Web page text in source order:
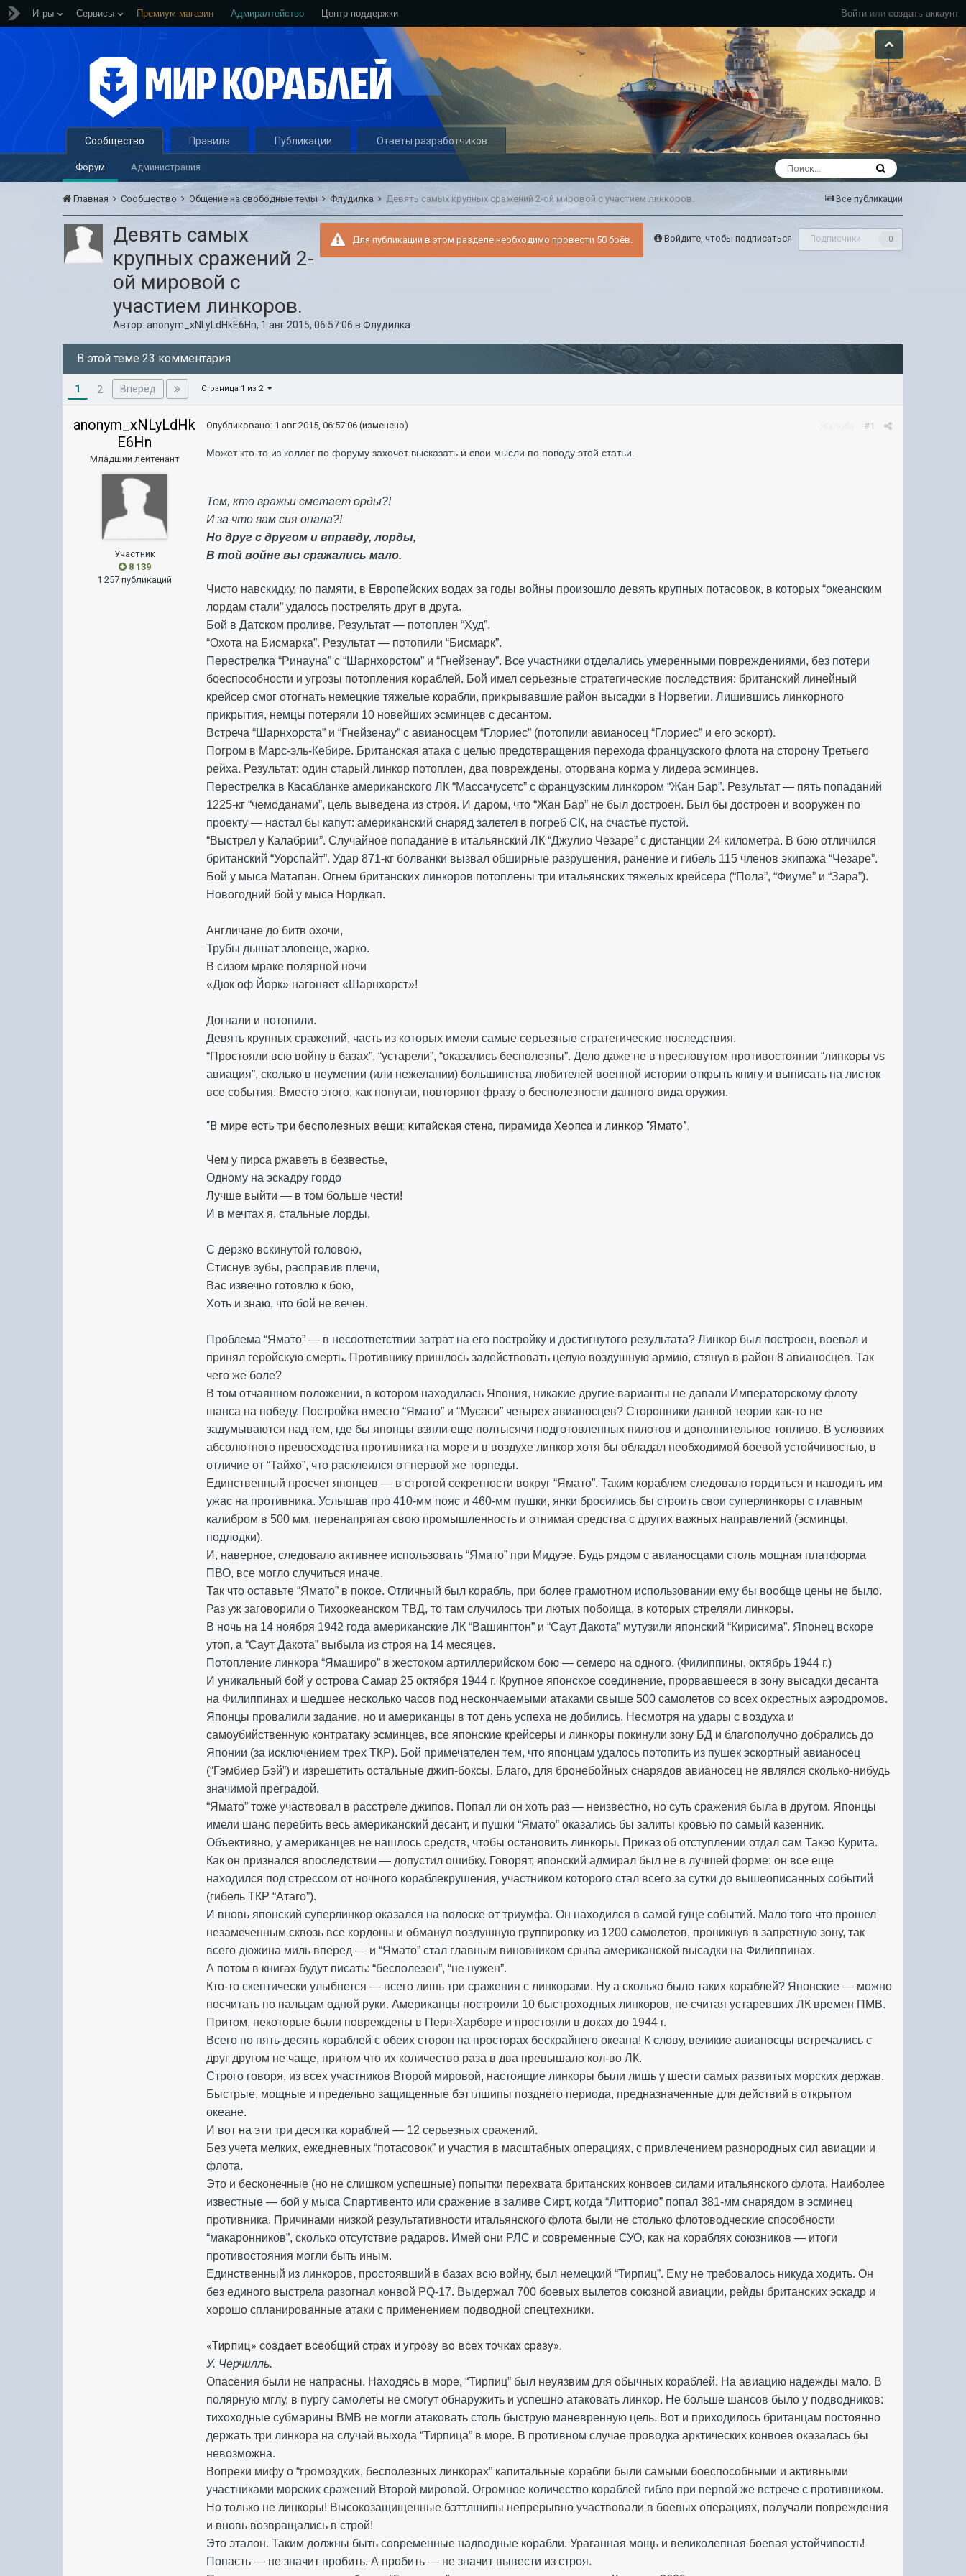
Войти или создать аккаунт
Игры Сервисы Премиум магазин Адмиралтейство Центр поддержки
Сообщество
Форум Администрация
Правила Публикации Ответы разработчиков
Все публикации
Главная Сообщество Общение на свободные темы Флудилка Девять самых крупных сражений 2-ой мировой с участием линкоров.
Войдите, чтобы подписаться Подписчики 0
Для публикации в этом разделе необходимо провести 50 боёв.
Девять самых
крупных сражений 2-
ой мировой с
участием линкоров.
Автор:anonym_xNLyLdHkE6Hn, 1 авг 2015, 06:57:06 вФлудилка
В этой теме 23 комментария
1 2 Вперёд Страница 1 из 2
anonym_xNLyLdHk
E6Hn
Младший лейтенант
Участник
8 139
1 257 публикаций
#1
Опубликовано: 1 авг 2015, 06:57:06 (изменено)
Может кто-то из коллег по форуму захочет высказать и свои мысли по поводу этой статьи.
Тем, кто вражьи сметает орды?!
И за что вам сия опала?!
Но друг с другом и вправду, лорды,
В той войне вы сражались мало.
Чисто навскидку, по памяти, в Европейских водах за годы войны произошло девять крупных потасовок, в которых “океанским
лордам стали” удалось пострелять друг в друга.
Бой в Датском проливе. Результат — потоплен “Худ”.
“Охота на Бисмарка”. Результат — потопили “Бисмарк”.
Перестрелка “Ринауна” с “Шарнхорстом” и “Гнейзенау”. Все участники отделались умеренными повреждениями, без потери
боеспособности и угрозы потопления кораблей. Бой имел серьезные стратегические последствия: британский линейный
крейсер смог отогнать немецкие тяжелые корабли, прикрывавшие район высадки в Норвегии. Лишившись линкорного
прикрытия, немцы потеряли 10 новейших эсминцев с десантом.
Встреча “Шарнхорста” и “Гнейзенау” с авианосцем “Глориес” (потопили авианосец “Глориес” и его эскорт).
Погром в Марс-эль-Кебире. Британская атака с целью предотвращения перехода французского флота на сторону Третьего
рейха. Результат: один старый линкор потоплен, два повреждены, оторвана корма у лидера эсминцев.
Перестрелка в Касабланке американского ЛК “Массачусетс” с французским линкором “Жан Бар”. Результат — пять попаданий
1225-кг “чемоданами”, цель выведена из строя. И даром, что “Жан Бар” не был достроен. Был бы достроен и вооружен по
проекту — настал бы капут: американский снаряд залетел в погреб СК, на счастье пустой.
“Выстрел у Калабрии”. Случайное попадание в итальянский ЛК “Джулио Чезаре” с дистанции 24 километра. В бою отличился
британский “Уорспайт”. Удар 871-кг болванки вызвал обширные разрушения, ранение и гибель 115 членов экипажа “Чезаре”.
Бой у мыса Матапан. Огнем британских линкоров потоплены три итальянских тяжелых крейсера (“Пола”, “Фиуме” и “Зара”).
Новогодний бой у мыса Нордкап.
Англичане до битв охочи,
Трубы дышат зловеще, жарко.
В сизом мраке полярной ночи
«Дюк оф Йорк» нагоняет «Шарнхорст»!
Догнали и потопили.
Девять крупных сражений, часть из которых имели самые серьезные стратегические последствия.
“Простояли всю войну в базах”, “устарели”, “оказались бесполезны”. Дело даже не в пресловутом противостоянии “линкоры vs
авиация”, сколько в неумении (или нежелании) большинства любителей военной истории открыть книгу и выписать на листок
все события. Вместо этого, как попугаи, повторяют фразу о бесполезности данного вида оружия.
“В мире есть три бесполезных вещи: китайская стена, пирамида Хеопса и линкор “Ямато”.
Чем у пирса ржаветь в безвестье,
Одному на эскадру гордо
Лучше выйти — в том больше чести!
И в мечтах я, стальные лорды,
С дерзко вскинутой головою,
Стиснув зубы, расправив плечи,
Вас извечно готовлю к бою,
Хоть и знаю, что бой не вечен.
Проблема “Ямато” — в несоответствии затрат на его постройку и достигнутого результата? Линкор был построен, воевал и
принял геройскую смерть. Противнику пришлось задействовать целую воздушную армию, стянув в район 8 авианосцев. Так
чего же боле?
В том отчаянном положении, в котором находилась Япония, никакие другие варианты не давали Императорскому флоту
шанса на победу. Постройка вместо “Ямато” и “Мусаси” четырех авианосцев? Сторонники данной теории как-то не
задумываются над тем, где бы японцы взяли еще полтысячи подготовленных пилотов и дополнительное топливо. В условиях
абсолютного превосходства противника на море и в воздухе линкор хотя бы обладал необходимой боевой устойчивостью, в
отличие от “Тайхо”, что расклеился от первой же торпеды.
Единственный просчет японцев — в строгой секретности вокруг “Ямато”. Таким кораблем следовало гордиться и наводить им
ужас на противника. Услышав про 410-мм пояс и 460-мм пушки, янки бросились бы строить свои суперлинкоры с главным
калибром в 500 мм, перенапрягая свою промышленность и отнимая средства с других важных направлений (эсминцы,
подлодки).
И, наверное, следовало активнее использовать “Ямато” при Мидуэе. Будь рядом с авианосцами столь мощная платформа
ПВО, все могло случиться иначе.
Так что оставьте “Ямато” в покое. Отличный был корабль, при более грамотном использовании ему бы вообще цены не было.
Раз уж заговорили о Тихоокеанском ТВД, то там случилось три лютых побоища, в которых стреляли линкоры.
В ночь на 14 ноября 1942 года американские ЛК “Вашингтон” и “Саут Дакота” мутузили японский “Кирисима”. Японец вскоре
утоп, а “Саут Дакота” выбыла из строя на 14 месяцев.
Потопление линкора “Ямаширо” в жестоком артиллерийском бою — семеро на одного. (Филиппины, октябрь 1944 г.)
И уникальный бой у острова Самар 25 октября 1944 г. Крупное японское соединение, прорвавшееся в зону высадки десанта
на Филиппинах и шедшее несколько часов под нескончаемыми атаками свыше 500 самолетов со всех окрестных аэродромов.
Японцы провалили задание, но и американцы в тот день успеха не добились. Несмотря на удары с воздуха и
самоубийственную контратаку эсминцев, все японские крейсеры и линкоры покинули зону БД и благополучно добрались до
Японии (за исключением трех ТКР). Бой примечателен тем, что японцам удалось потопить из пушек эскортный авианосец
(“Гэмбиер Бэй”) и изрешетить остальные джип-боксы. Благо, для бронебойных снарядов авианосец не являлся сколько-нибудь
значимой преградой.
“Ямато” тоже участвовал в расстреле джипов. Попал ли он хоть раз — неизвестно, но суть сражения была в другом. Японцы
имели шанс перебить весь американский десант, и пушки “Ямато” оказались бы залиты кровью по самый казенник.
Объективно, у американцев не нашлось средств, чтобы остановить линкоры. Приказ об отступлении отдал сам Такэо Курита.
Как он признался впоследствии — допустил ошибку. Говорят, японский адмирал был не в лучшей форме: он все еще
находился под стрессом от ночного кораблекрушения, участником которого стал всего за сутки до вышеописанных событий
(гибель ТКР “Атаго”).
И вновь японский суперлинкор оказался на волоске от триумфа. Он находился в самой гуще событий. Мало того что прошел
незамеченным сквозь все кордоны и обманул воздушную группировку из 1200 самолетов, проникнув в запретную зону, так
всего дюжина миль вперед — и “Ямато” стал главным виновником срыва американской высадки на Филиппинах.
А потом в книгах будут писать: “бесполезен”, “не нужен”.
Кто-то скептически улыбнется — всего лишь три сражения с линкорами. Ну а сколько было таких кораблей? Японские — можно
посчитать по пальцам одной руки. Американцы построили 10 быстроходных линкоров, не считая устаревших ЛК времен ПМВ.
Притом, некоторые были повреждены в Перл-Харборе и простояли в доках до 1944 г.
Всего по пять-десять кораблей с обеих сторон на просторах бескрайнего океана! К слову, великие авианосцы встречались с
друг другом не чаще, притом что их количество раза в два превышало кол-во ЛК.
Строго говоря, из всех участников Второй мировой, настоящие линкоры были лишь у шести самых развитых морских держав.
Быстрые, мощные и предельно защищенные бэттлшипы позднего периода, предназначенные для действий в открытом
океане.
И вот на эти три десятка кораблей — 12 серьезных сражений.
Без учета мелких, ежедневных “потасовок” и участия в масштабных операциях, с привлечением разнородных сил авиации и
флота.
Это и бесконечные (но не слишком успешные) попытки перехвата британских конвоев силами итальянского флота. Наиболее
известные — бой у мыса Спартивенто или сражение в заливе Сирт, когда “Литторио” попал 381-мм снарядом в эсминец
противника. Причинами низкой результативности итальянского флота были не столько флотоводческие способности
“макаронников”, сколько отсутствие радаров. Имей они РЛС и современные СУО, как на кораблях союзников — итоги
противостояния могли быть иным.
Единственный из линкоров, простоявший в базах всю войну, был немецкий “Тирпиц”. Ему не требовалось никуда ходить. Он
без единого выстрела разогнал конвой PQ-17. Выдержал 700 боевых вылетов союзной авиации, рейды британских эскадр и
хорошо спланированные атаки с применением подводной спецтехники.
«Тирпиц» создает всеобщий страх и угрозу во всех точках сразу».
У. Черчилль.
Опасения были не напрасны. Находясь в море, “Тирпиц” был неуязвим для обычных кораблей. На авиацию надежды мало. В
полярную мглу, в пургу самолеты не смогут обнаружить и успешно атаковать линкор. Не больше шансов было у подводников:
тихоходные субмарины ВМВ не могли атаковать столь быструю маневренную цель. Вот и приходилось британцам постоянно
держать три линкора на случай выхода “Тирпица” в море. В противном случае проводка арктических конвоев оказалась бы
невозможна.
Вопреки мифу о “громоздких, бесполезных линкорах” капитальные корабли были самыми боеспособными и активными
участниками морских сражений Второй мировой. Огромное количество кораблей гибло при первой же встрече с противником.
Но только не линкоры! Высокозащищенные бэттлшипы непрерывно участвовали в боевых операциях, получали повреждения
и вновь возвращались в строй!
Это эталон. Таким должны быть современные надводные корабли. Ураганная мощь и великолепная боевая устойчивость!
Попасть — не значит пробить. А пробить — не значит вывести из строя.